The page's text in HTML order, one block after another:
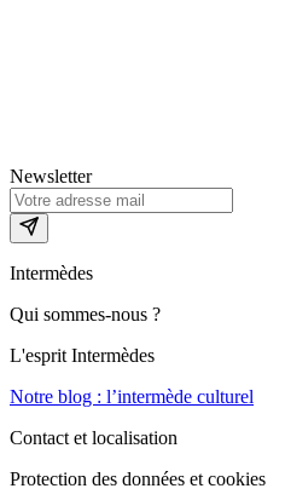
Newsletter
Intermèdes
Qui sommes-nous ?
L'esprit Intermèdes
Notre blog : l’intermède culturel
Contact et localisation
Protection des données et cookies